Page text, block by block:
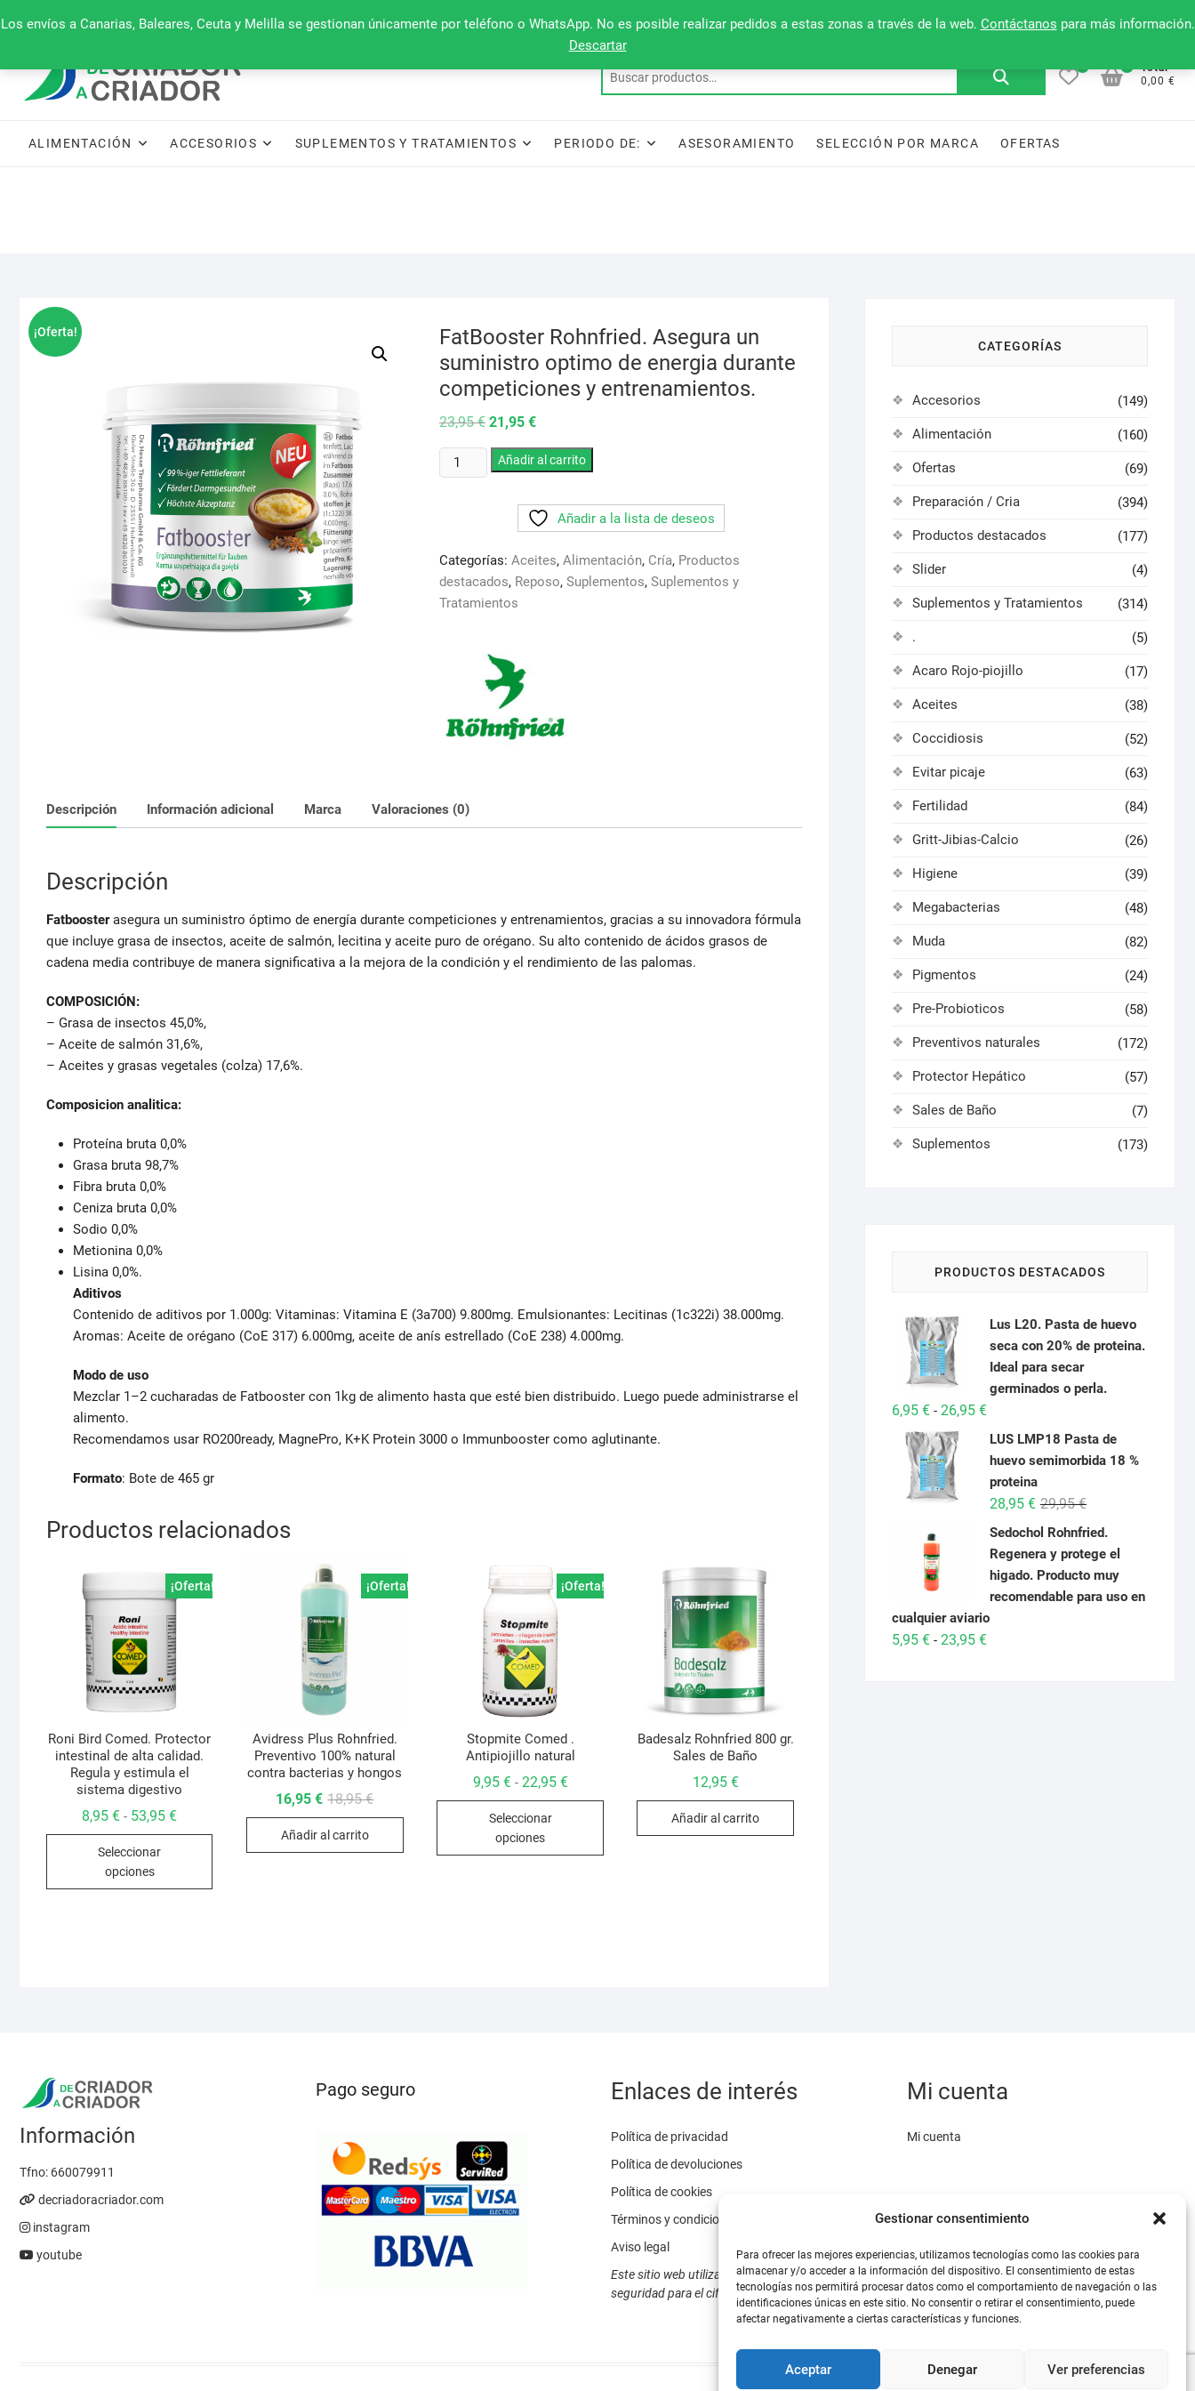
Gestionar consentimiento
Para ofrecer las mejores experiencias, utilizamos tecnologías como las cookies para
almacenar y/o acceder a la información del dispositivo. El consentimiento de estas
tecnologías nos permitirá procesar datos como el comportamiento de navegación o las
identificaciones únicas en este sitio. No consentir o retirar el consentimiento, puede
afectar negativamente a ciertas características y funciones.
Aceptar Denegar Ver preferencias
Los envíos a Canarias, Baleares, Ceuta y Melilla se gestionan únicamente por teléfono o WhatsApp. No es posible realizar pedidos a estas zonas a través de la web. Contáctanos para más información.
Descartar
al
660 079 911 Mi cuenta Lista de deseos
Buscar
Total
0,00 €
ALIMENTACIÓN ACCESORIOS SUPLEMENTOS Y TRATAMIENTOS PERIODO DE: ASESORAMIENTO SELECCIÓN POR MARCA OFERTAS
¡Oferta!
FatBooster Rohnfried. Asegura un
suministro optimo de energia durante
competiciones y entrenamientos.
23,95€ El
precio
original
era:
23,95 €.
21,95 €El
actual
es:
21,95 €.
FatBooster
Rohnfried.
optimo
de
energia
entrenamientos.
Añadir al carrito
Añadir a la lista de deseos
Categorías: Aceites, Alimentación, Cría, Productos
destacados, Reposo, Suplementos, Suplementos y
Tratamientos
Descripción Información adicional Marca Valoraciones (0)
Descripción
Fatboosterasegura un suministro óptimo de energía durante competiciones y entrenamientos, gracias a su innovadora fórmula
que incluye grasa de insectos, aceite de salmón, lecitina y aceite puro de orégano. Su alto contenido de ácidos grasos de
cadena media contribuye de manera significativa a la mejora de la condición y el rendimiento de las palomas.
COMPOSICIÓN:
– Grasa de insectos 45,0%,
– Aceite de salmón 31,6%,
– Aceites y grasas vegetales (colza) 17,6%.
Composicion analitica:
Proteína bruta 0,0%
Grasa bruta 98,7%
Fibra bruta 0,0%
Ceniza bruta 0,0%
Sodio 0,0%
Metionina 0,0%
Lisina 0,0%.
Aditivos
Contenido de aditivos por 1.000g: Vitaminas: Vitamina E (3a700) 9.800mg. Emulsionantes: Lecitinas (1c322i) 38.000mg.
Aromas: Aceite de orégano (CoE 317) 6.000mg, aceite de anís estrellado (CoE 238) 4.000mg.
Modo de uso
Mezclar 1–2 cucharadas de Fatbooster con 1kg de alimento hasta que esté bien distribuido. Luego puede administrarse el
alimento.
Recomendamos usar RO200ready, MagnePro, K+K Protein 3000 o Immunbooster como aglutinante.
Formato: Bote de 465 gr
Productos relacionados
¡Oferta!
Roni Bird Comed. Protector
intestinal de alta calidad.
Regula y estimula el
sistema digestivo
8,95€ - 53,95€Rango
53,95 €
Seleccionar
opciones
Este
¡Oferta!
Avidress Plus Rohnfried.
Preventivo 100% natural
contra bacterias y hongos
18,95€El
18,95 €.
16,95€
El
16,95 €.
Añadir al carrito
¡Oferta!
Stopmite Comed .
Antipiojillo natural
9,95 € - 22,95 €Rango
22,95 €
Seleccionar
opciones
Este
de
producto
Badesalz Rohnfried 800 gr.
Sales de Baño
12,95 €
Añadir al carrito
CATEGORÍAS
Accesorios (149)
Alimentación (160)
Ofertas (69)
Preparación / Cria (394)
Productos destacados (177)
Slider (4)
Suplementos y Tratamientos (314)
. (5)
Acaro Rojo-piojillo (17)
Aceites (38)
Coccidiosis (52)
Evitar picaje (63)
Fertilidad (84)
Gritt-Jibias-Calcio (26)
Higiene (39)
Megabacterias (48)
Muda (82)
Pigmentos (24)
Pre-Probioticos (58)
Preventivos naturales (172)
Protector Hepático (57)
Sales de Baño (7)
Suplementos (173)
PRODUCTOS DESTACADOS
Lus L20. Pasta de huevo
seca con 20% de proteina.
Ideal para secar
germinados o perla.
6,95 € - 26,95 €Rango
de
precios:
desde
6,95 €
hasta
26,95 €
LUS LMP18 Pasta de
huevo semimorbida 18 %
proteina
29,95€El
precio
original
era:
29,95 €.
28,95 €
El
precio
actual
es:
28,95 €.
Sedochol Rohnfried.
Regenera y protege el
higado. Producto muy
recomendable para uso en
cualquier aviario
5,95 € - 23,95 €Rango
Información
Tfno: 660079911
decriadoracriador.com
instagram
youtube
Pago seguro Enlaces de interés
Política de privacidad
Política de devoluciones
Política de cookies
Términos y condiciones
Aviso legal
Este sitio web utiliza SSL / TLS como medio de
seguridad para el cifrado de datos.
Mi cuenta
Mi cuenta